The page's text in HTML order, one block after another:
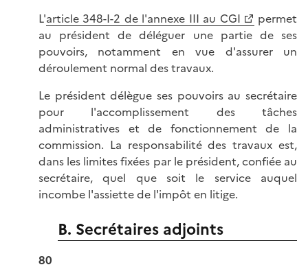
L'article 348-I-2 de l'annexe III au CGI
permet
au président de déléguer une partie de ses
pouvoirs, notamment en vue d'assurer un
déroulement normal des travaux.
Le président délègue ses pouvoirs au secrétaire
pour l'accomplissement des tâches
administratives et de fonctionnement de la
commission. La responsabilité des travaux est,
dans les limites fixées par le président, confiée au
secrétaire, quel que soit le service auquel
incombe l'assiette de l'impôt en litige.
B. Secrétaires adjoints
80